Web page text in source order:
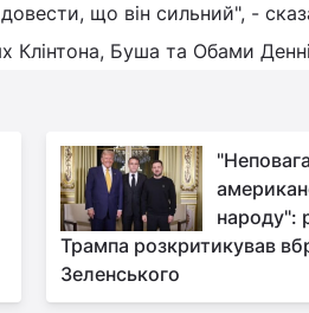
що він сильний", -
Клінтона, Буша та Обами
народу":
Трампа розкритикував
Зеленського